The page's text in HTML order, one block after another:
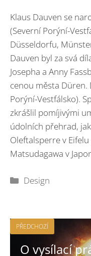
Klaus Dauven se
(Severní Porýní-
Düsseldorfu,
Dauven byl za svá
Josepha a Anny
cenou města Düren.
Porýní-Vestfálsko).
zkrášlil pomíjivými
údolních přehrad,
Oleftalsperre v
Matsudagawa v
Rubriky
Design
PŘEDCHOZÍ
O vysílací